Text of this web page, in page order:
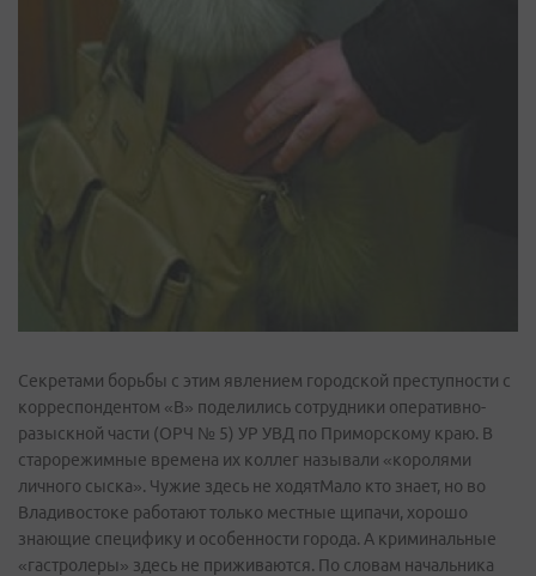
Секретами борьбы с этим явлением городской преступности с
корреспондентом «В» поделились сотрудники оперативно-
разыскной части (ОРЧ № 5) УР УВД по Приморскому краю. В
старорежимные времена их коллег называли «королями
личного сыска». Чужие здесь не ходятМало кто знает, но во
Владивостоке работают только местные щипачи, хорошо
знающие специфику и особенности города. А криминальные
«гастролеры» здесь не приживаются. По словам начальника